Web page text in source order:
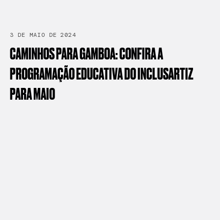
3 DE MAIO DE 2024
CAMINHOSPARAGAMBOA:CONFIRAA
PROGRAMAÇÃOEDUCATIVADOINCLUSARTIZ
PARAMAIO